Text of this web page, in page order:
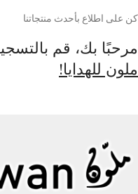
كن على اطلاع بأحدث منتجاتنا
مرحبًا بك، قم
ملون للهدايا!